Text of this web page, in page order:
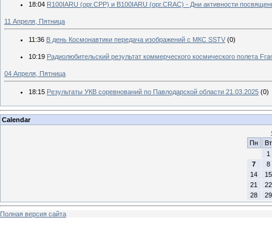
18:04 R100IARU (орг.СРР) и B100IARU (орг.CRAC) - Дни активности
11 Апреля, Пятница
11:36 В день Космонавтики передача изображений с МКС SSTV (0)
10:19 Радиолюбительский результат коммерческого космического полета
04 Апреля, Пятница
18:15 Результаты УКВ соревнований по Павлодарской области 21.03.2025 (0)
Calendar
Пн
Вт
1
7
8
14
15
21
22
28
29
Полная версия сайта